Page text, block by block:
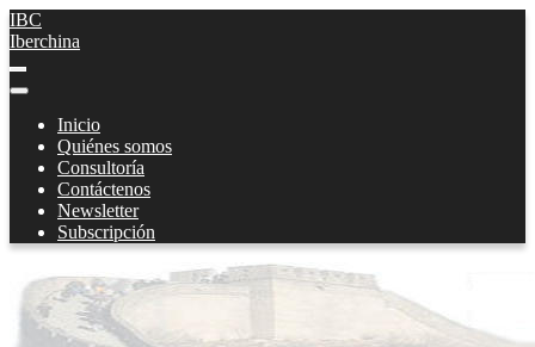
IBC
Iberchina
Inicio
Quiénes somos
Consultoría
Contáctenos
Newsletter
Subscripción